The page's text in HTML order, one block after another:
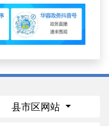
县市区网站